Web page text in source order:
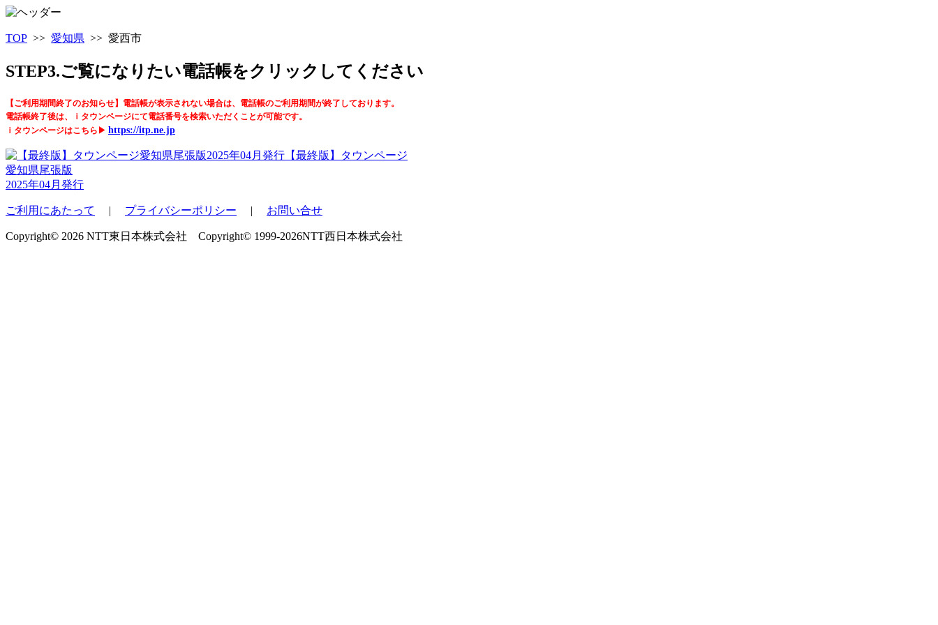
TOP >> 愛知県 >> 愛西市
STEP3.ご覧になりたい電話帳をクリックしてください
【ご利用期間終了のお知らせ】電話帳が表示されない場合は、電話帳のご利用期間が終了しております。
電話帳終了後は、ｉタウンページにて電話番号を検索いただくことが可能です。
ｉタウンページはこちら▶ https://itp.ne.jp
【最終版】タウンページ
愛知県尾張版
2025年04月発行
ご利用にあたって | プライバシーポリシー | お問い合せ
Copyright© 2026 NTT東日本株式会社 Copyright© 1999-2026NTT西日本株式会社